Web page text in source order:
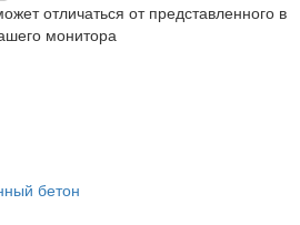
отличаться от представленного в
монитора
бетон